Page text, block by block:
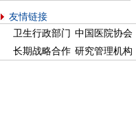
友情链接
卫生行政部门 中国医院协会
长期战略合作 研究管理机构